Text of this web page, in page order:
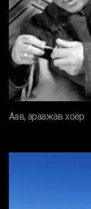
Аав, араажав хоёр